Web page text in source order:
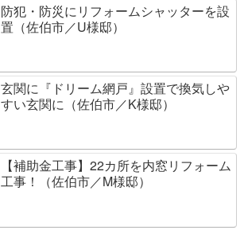
防犯・防災にリフォームシャッターを設
置（佐伯市／U様邸）
玄関に『ドリーム網戸』設置で換気しや
すい玄関に（佐伯市／K様邸）
【補助金工事】22カ所を内窓リフォーム
工事！（佐伯市／M様邸）